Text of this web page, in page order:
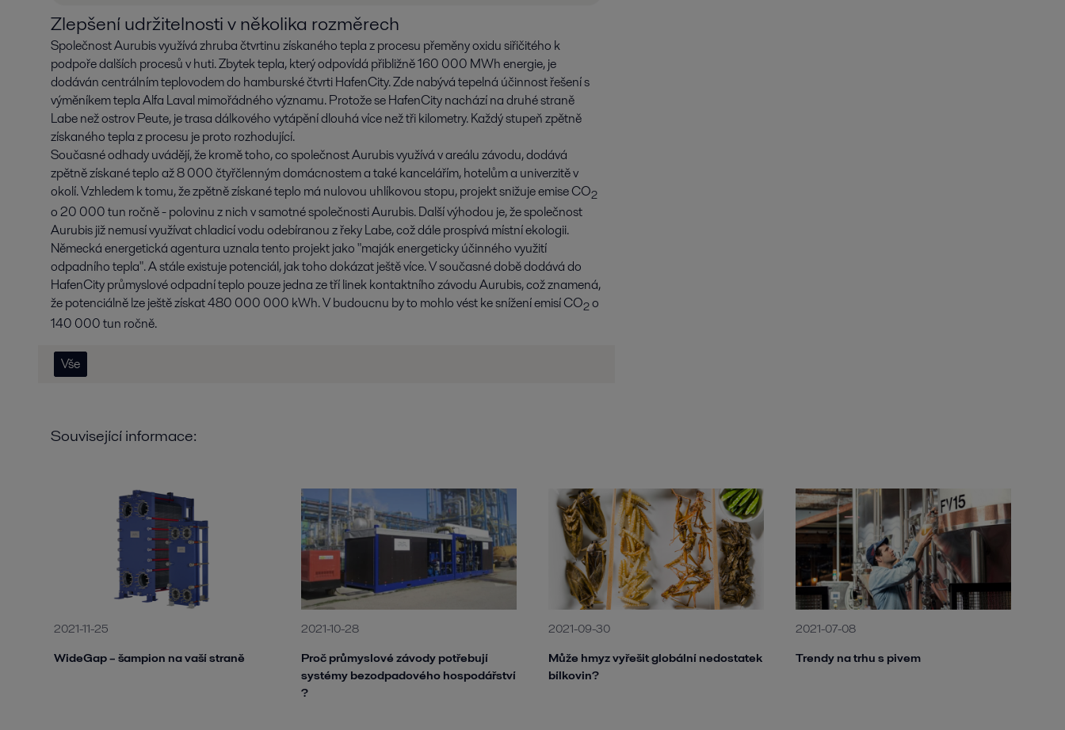
Zlepšení udržitelnosti v několika rozměrech
Společnost Aurubis využívá zhruba čtvrtinu získaného tepla z procesu přeměny oxidu siřičitého k
podpoře dalších procesů v huti. Zbytek tepla, který odpovídá přibližně 160 000 MWh energie, je
dodáván centrálním teplovodem do hamburské čtvrti HafenCity. Zde nabývá tepelná účinnost řešení s
výměníkem tepla Alfa Laval mimořádného významu. Protože se HafenCity nachází na druhé straně
Labe než ostrov Peute, je trasa dálkového vytápění dlouhá více než tři kilometry. Každý stupeň zpětně
získaného tepla z procesu je proto rozhodující.
Současné odhady uvádějí, že kromě toho, co společnost Aurubis využívá v areálu závodu, dodává
zpětně získané teplo až 8 000 čtyřčlenným domácnostem a také kancelářím, hotelům a univerzitě v
okolí. Vzhledem k tomu, že zpětně získané teplo má nulovou uhlíkovou stopu, projekt snižuje emise CO2
o 20 000 tun ročně - polovinu z nich v samotné společnosti Aurubis. Další výhodou je, že společnost
Aurubis již nemusí využívat chladicí vodu odebíranou z řeky Labe, což dále prospívá místní ekologii.
Německá energetická agentura uznala tento projekt jako "maják energeticky účinného využití
odpadního tepla". A stále existuje potenciál, jak toho dokázat ještě více. V současné době dodává do
HafenCity průmyslové odpadní teplo pouze jedna ze tří linek kontaktního závodu Aurubis, což znamená,
že potenciálně lze ještě získat 480 000 000 kWh. V budoucnu by to mohlo vést ke snížení emisí CO2o
140 000 tun ročně.
Vše
Související informace:
2021-11-25
WideGap – šampion na vaší straně
2021-10-28
Proč průmyslové závody potřebují
systémy bezodpadového hospodářství
?
2021-09-30
Může hmyz vyřešit globální nedostatek
bílkovin?
2021-07-08
Trendy na trhu s pivem